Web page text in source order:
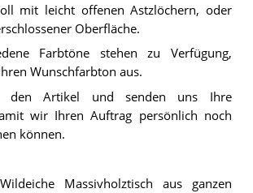
mit leicht offenen Astzlöchern, oder
Oberfläche.
Farbtöne stehen zu Verfügung,
Wunschfarbton aus.
den Artikel und senden uns Ihre
wir Ihren Auftrag persönlich noch
können.
Massivholztisch aus ganzen